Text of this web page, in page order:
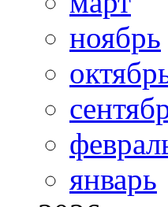
ноябрь
январь